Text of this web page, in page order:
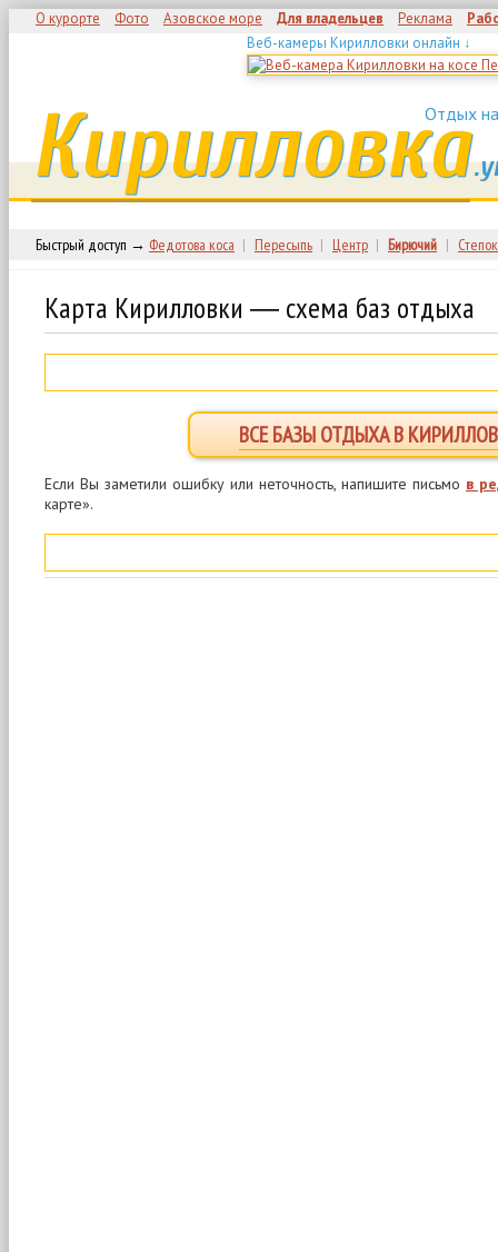
О курорте Фото Азовское море Для владельцев Реклама
Веб-камеры Кирилловки онлайн ↓
Отдых
Кирилловка
Быстрый доступ → Федотова коса | Пересыпь | Центр | Бирючий | Степок
Карта Кирилловки ― схема баз отдыха
ВСЕ БАЗЫ ОТДЫХА В
Если Вы заметили ошибку или неточность, напишите письмо в
карте».